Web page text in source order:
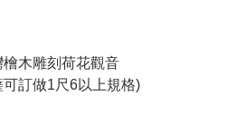
木雕刻荷花觀音
訂做1尺6以上規格)